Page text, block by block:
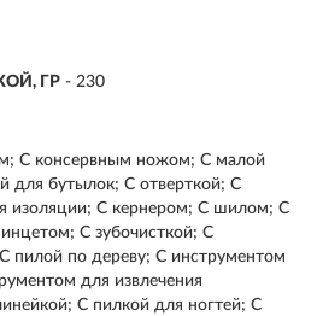
ГР - 230
С консервным ножом; С малой
для бутылок; С отверткой; С
изоляции; С кернером; С шилом; С
С зубочисткой; С
по дереву; С инструментом
для извлечения
С пилкой для ногтей; С